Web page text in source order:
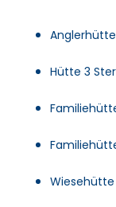
Hütte 3